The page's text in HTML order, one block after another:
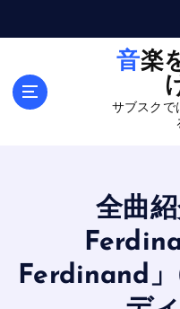
音楽を語らして
サブスクで
全曲
Ferdinand